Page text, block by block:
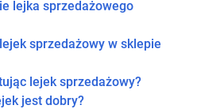
lejka sprzedażowego
sprzedażowy w sklepie
lejek sprzedażowy?
jest dobry?